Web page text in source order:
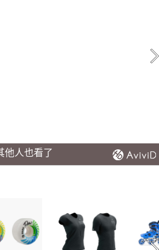
他人也看了